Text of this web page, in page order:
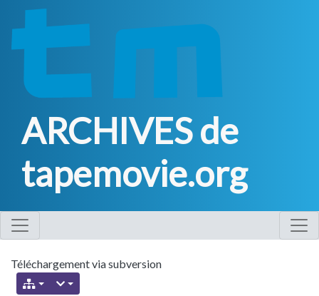
ARCHIVES de
tapemovie.org
Téléchargement via subversion